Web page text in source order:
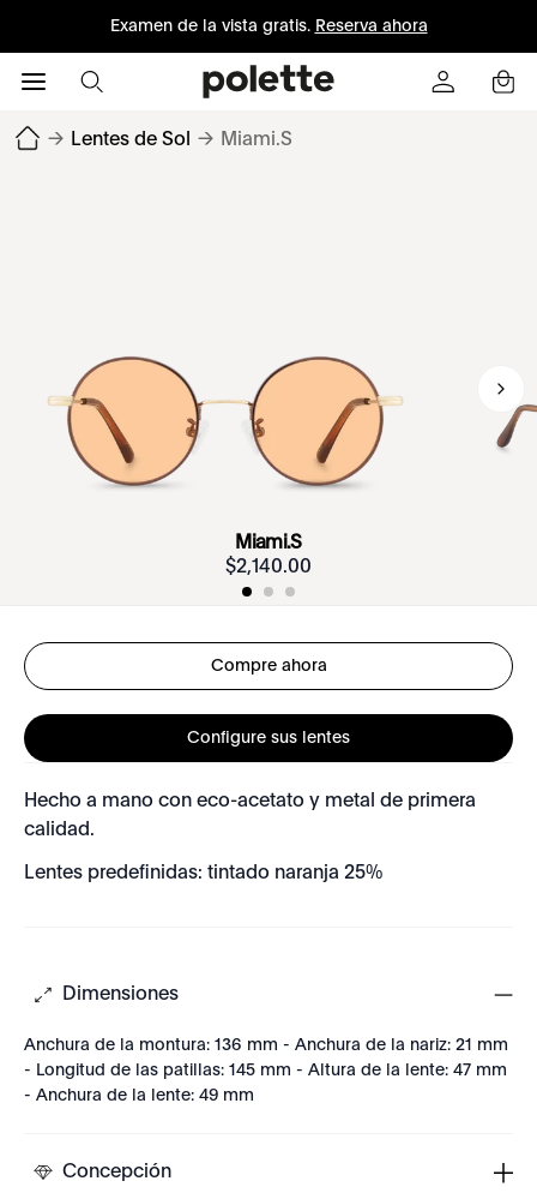
Examen de la vista gratis. Reserva ahora
→ Lentes de Sol → Miami.S
Miami.S
$2,140.00
Compre ahora
Configure sus lentes
Hecho a mano con eco-acetato y metal de primera
calidad.
Lentes predefinidas: tintado naranja 25%
Dimensiones
Anchura de la montura: 136 mm - Anchura de la nariz: 21 mm
- Longitud de las patillas: 145 mm - Altura de la lente: 47 mm
- Anchura de la lente: 49 mm
Concepción